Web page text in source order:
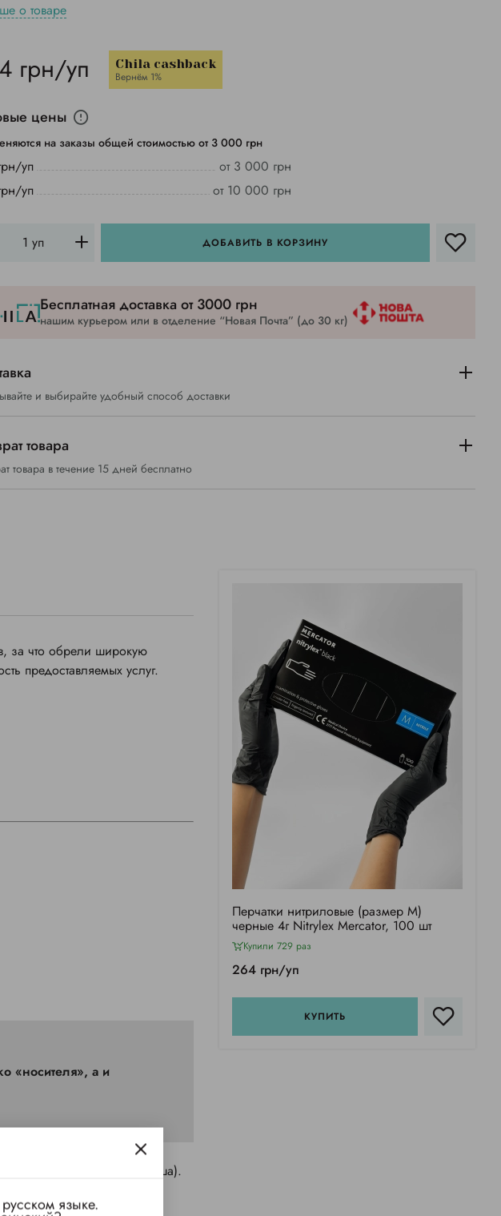
о товаре
грн/уп Chila cashback
Вернём 1%
цены
на заказы общей стоимостью от 3 000 грн
уп
от 3 000 грн
уп
от 10 000 грн
ДОБАВИТЬ В КОРЗИНУ
Бесплатная доставка от 3000 грн
нашим курьером или в отделение “Новая Почта” (до 30 кг)
и выбирайте удобный способ доставки
товара
товара в течение 15 дней бесплатно
за что обрели широкую
предоставляемых услуг.
Mercator Medical
(Польша).
Перчатки нитриловые (размер M)
черные 4г Nitrylex Mercator, 100 шт
Купили 729 раз
264 грн/уп
КУПИТЬ
языке.